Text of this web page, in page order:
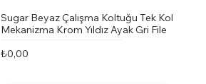
Sugar Beyaz Çalışma Koltuğu Tek Kol
Mekanizma Krom Yıldız Ayak Gri File
Fiyat
₺0,00